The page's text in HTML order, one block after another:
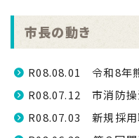
市長の動き
R08.08.01 令和8年
R08.07.12 市消防操
R08.07.03 新規採用